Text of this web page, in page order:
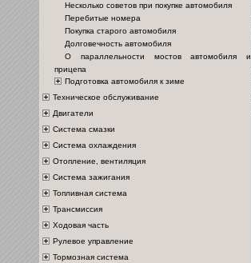
Несколько советов при покупке автомобиля
Перебитые номера
Покупка старого автомобиля
Долговечность автомобиля
О параллельности мостов автомобиля и
прицепа
Подготовка автомобиля к зиме
Техническое обслуживание
Двигатели
Система смазки
Система охлаждения
Отопление, вентиляция
Система зажигания
Топливная система
Трансмиссия
Ходовая часть
Рулевое управление
Тормозная система